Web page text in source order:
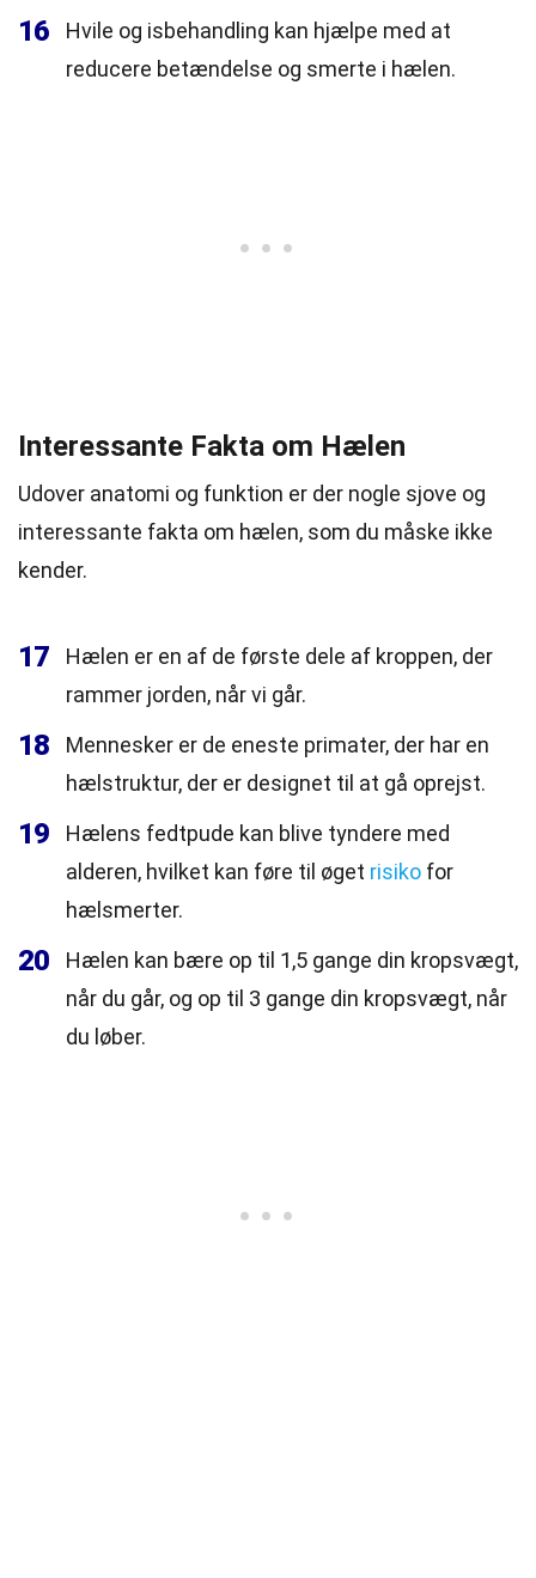
16
Hvile og isbehandling kan hjælpe med at
reducere betændelse og smerte i hælen.
Interessante Fakta om Hælen
Udover anatomi og funktion er der nogle sjove og
interessante fakta om hælen, som du måske ikke
kender.
17
Hælen er en af de første dele af kroppen, der
rammer jorden, når vi går.
18
Mennesker er de eneste primater, der har en
hælstruktur, der er designet til at gå oprejst.
19
Hælens fedtpude kan blive tyndere med
alderen, hvilket kan føre til øget risiko for
hælsmerter.
20
Hælen kan bære op til 1,5 gange din kropsvægt,
når du går, og op til 3 gange din kropsvægt, når
du løber.